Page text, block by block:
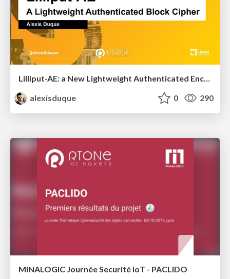
Lilliput-AE: a New Lightweight Authenticated Encryption Block Cipher for IoT
alexisduque
0 290
MINALOGIC Journée Securité IoT - PACLIDO